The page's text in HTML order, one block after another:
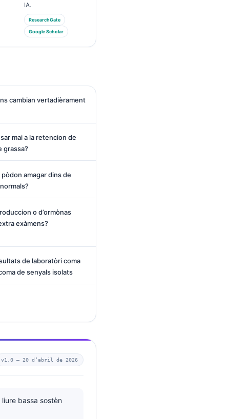
IA.
ResearchGate
Google Scholar
cambian vertadièrament
mai a la retencion de
grassa?
amagar dins de
o d’ormònas
exàmens?
de laboratòri coma
de senyals isolats
v1.0 — 20 d’abril de 2026
bassa sostèn